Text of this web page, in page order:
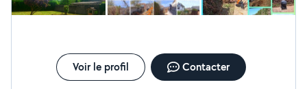
Voir le profil Contacter